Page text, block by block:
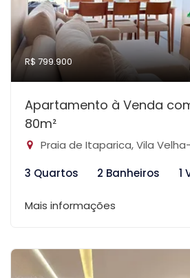
R$ 799.900
Apartamento à Venda
80m²
Praia de Itaparica, Vila Velha-
3 Quartos
2 Banheiros 1
Mais informações